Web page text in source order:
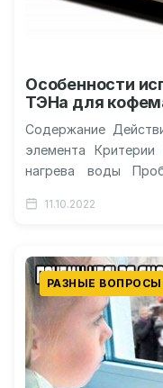
Особенности
ТЭНа для
Содержание
элемента
нагрева воды
кофемашины …
11.10.2022
РАЗНЫЕ ВОПРОСЫ